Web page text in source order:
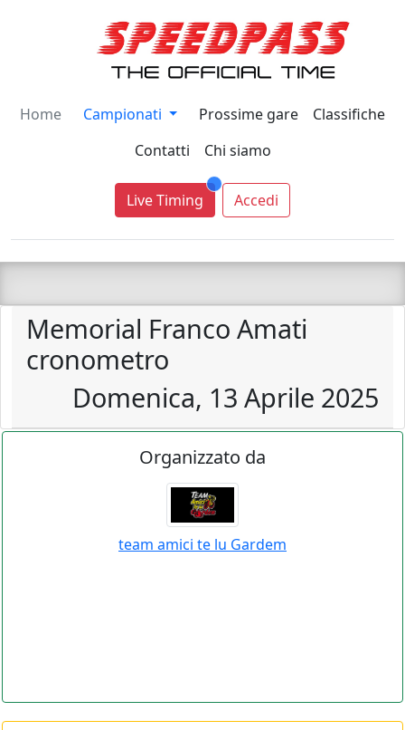
Home Campionati Prossime gare
Classifiche
Contatti
Chi siamo
Live Timing Accedi
Memorial Franco Amati
cronometro
Domenica, 13 Aprile 2025
Organizzato da
team amici te lu Gardem